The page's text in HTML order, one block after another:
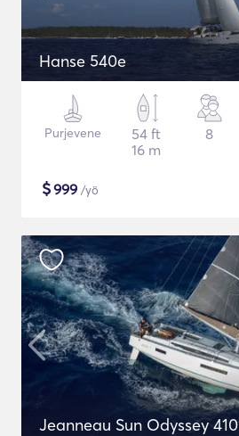
Hanse 540e
Purjevene
54 ft
16 m
8
$999 /yö
Jeanneau Sun Odyssey 410